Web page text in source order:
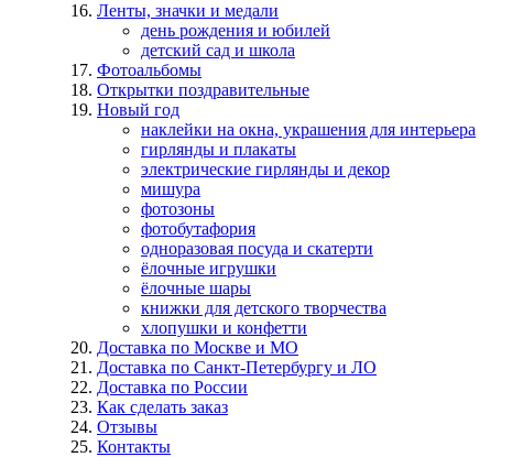
Ленты, значки и медали
день рождения и юбилей
детский сад и школа
Фотоальбомы
Открытки поздравительные
Новый год
наклейки на окна, украшения для интерьера
гирлянды и плакаты
электрические гирлянды и декор
мишура
фотозоны
фотобутафория
одноразовая посуда и скатерти
ёлочные игрушки
ёлочные шары
книжки для детского творчества
хлопушки и конфетти
Доставка по Москве и МО
Доставка по Санкт-Петербургу и ЛО
Доставка по России
Как сделать заказ
Отзывы
Контакты